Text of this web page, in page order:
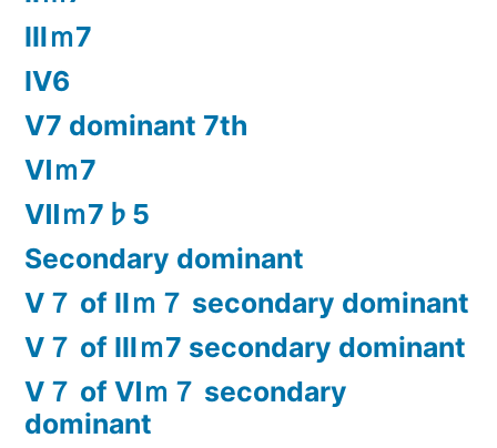
Ⅲｍ7
Ⅳ6
Ⅴ7 dominant 7th
Ⅵｍ7
Ⅶｍ7♭5
Secondary dominant
Ⅴ７ of Ⅱｍ７ secondary dominant
Ⅴ７ of Ⅲｍ7 secondary dominant
Ⅴ７ of Ⅵｍ７ secondary
dominant